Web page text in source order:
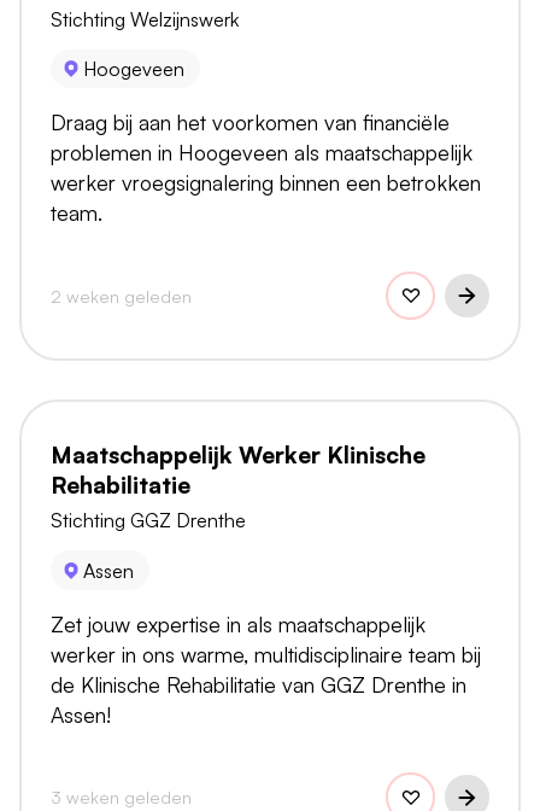
Stichting Welzijnswerk
Hoogeveen
Draag bij aan het voorkomen van financiële
problemen in Hoogeveen als maatschappelijk
werker vroegsignalering binnen een betrokken
team.
2 weken geleden
Maatschappelijk Werker Klinische
Rehabilitatie
Stichting GGZ Drenthe
Assen
Zet jouw expertise in als maatschappelijk
werker in ons warme, multidisciplinaire team bij
de Klinische Rehabilitatie van GGZ Drenthe in
Assen!
3 weken geleden